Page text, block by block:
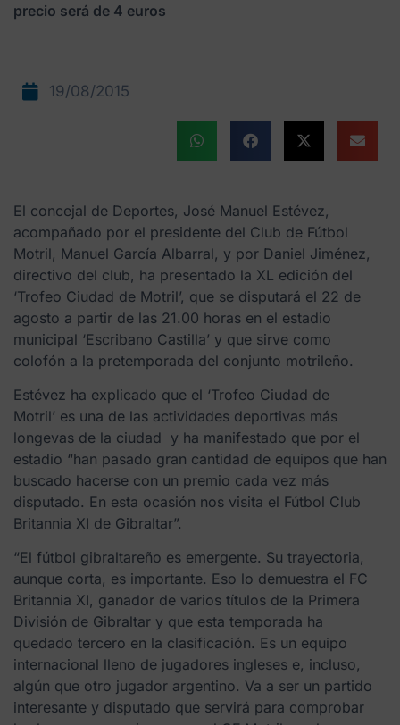
precio será de 4 euros
19/08/2015
El concejal de Deportes, José Manuel Estévez,
acompañado por el presidente del Club de Fútbol
Motril, Manuel García Albarral, y por Daniel Jiménez,
directivo del club, ha presentado la XL edición del
‘Trofeo Ciudad de Motril’, que se disputará el 22 de
agosto a partir de las 21.00 horas en el estadio
municipal ‘Escribano Castilla’ y que sirve como
colofón a la pretemporada del conjunto motrileño.
Estévez ha explicado que el ‘Trofeo Ciudad de
Motril’ es una de las actividades deportivas más
longevas de la ciudad y ha manifestado que por el
estadio “han pasado gran cantidad de equipos que han
buscado hacerse con un premio cada vez más
disputado. En esta ocasión nos visita el Fútbol Club
Britannia XI de Gibraltar”.
“El fútbol gibraltareño es emergente. Su trayectoria,
aunque corta, es importante. Eso lo demuestra el FC
Britannia XI, ganador de varios títulos de la Primera
División de Gibraltar y que esta temporada ha
quedado tercero en la clasificación. Es un equipo
internacional lleno de jugadores ingleses e, incluso,
algún que otro jugador argentino. Va a ser un partido
interesante y disputado que servirá para comprobar